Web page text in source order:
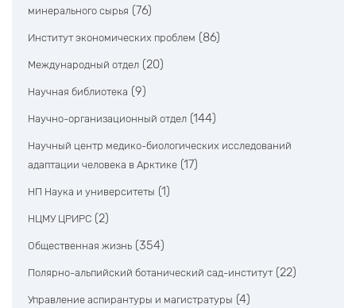
минерального сырья (76)
Институт экономических проблем (86)
Международный отдел (20)
Научная библиотека (9)
Научно-организационный отдел (144)
Научный центр медико-биологических исследований
адаптации человека в Арктике (17)
НП Наука и университеты (1)
НЦМУ ЦРИРС (2)
Общественная жизнь (354)
Полярно-альпийский ботанический сад-институт (22)
Управление аспирантуры и магистратуры (4)